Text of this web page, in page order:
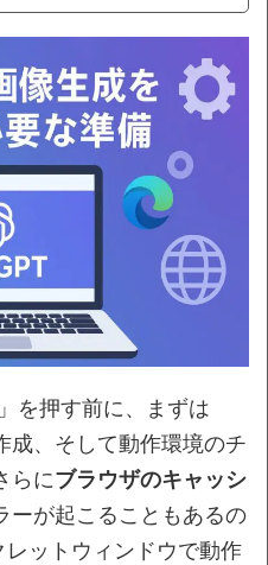
を押す前に、まずは
成、そして動作環境のチ
らにブラウザのキャッシ
ーが起こることもあるの
ットウィンドウで動作